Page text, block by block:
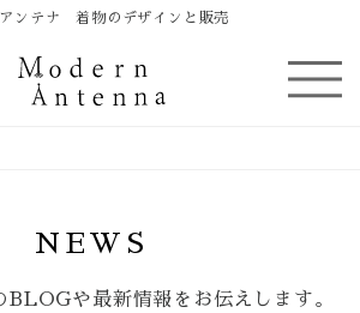
ンテナ 着物のデザインと販売
NEWS
BLOGや最新情報をお伝えします。